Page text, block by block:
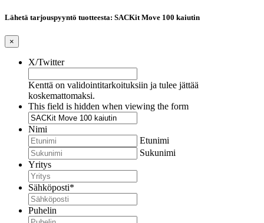
Lähetä tarjouspyyntö tuotteesta: SACKit Move 100 kaiutin
×
X/Twitter
Kenttä on validointitarkoituksiin ja tulee jättää
koskemattomaksi.
This field is hidden when viewing the form
Nimi
Etunimi
Sukunimi
Yritys
Sähköposti*
Puhelin